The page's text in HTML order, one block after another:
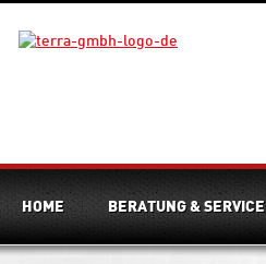
HOME BERATUNG & SERVICE